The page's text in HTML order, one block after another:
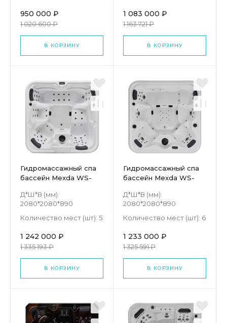
950 000 ₽
1 020 600 ₽
В КОРЗИНУ
1 083 000 ₽
1 163 721 ₽
В КОРЗИНУ
Гидромассажный спа
бассейн Mexda WS-
Д*Ш*В (мм):
2080*2080*890
Количество мест (шт): 5
1 242 000 ₽
1 335 193 ₽
В КОРЗИНУ
Гидромассажный спа
бассейн Mexda WS-
Д*Ш*В (мм):
2080*2080*890
Количество мест (шт): 6
1 233 000 ₽
1 325 591 ₽
В КОРЗИНУ